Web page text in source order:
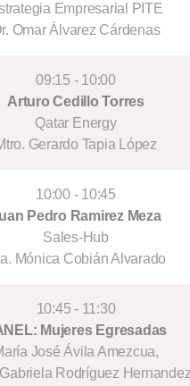
Empresarial PITE
Omar Álvarez Cárdenas
09:15 - 10:00
Arturo Cedillo Torres
Qatar Energy
Gerardo Tapia López
10:00 - 10:45
Pedro Ramirez Meza
Sales-Hub
Mónica Cobián Alvarado
10:45 - 11:30
Mujeres Egresadas
José Ávila Amezcua,
Rodríguez